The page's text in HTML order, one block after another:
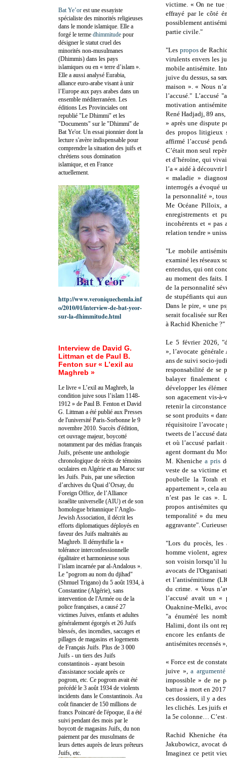
victime. « On ne tue
effrayé par le côté
possiblement
partie civile."
"Les proposde
virulents envers les
mobile antisémite.
juive du dessus, sa
maison ». « Nous
l’accusé."
motivation
René Hadjadj, 89
» après une dispute
des propos litigieux
affirmé l’accusé
C’était mon seul
et d’héroïne, qui
l’a « aidé à découvrir
« maladie »
interrogés a évoqué
la personnalité »,
Me Océane Pilloix,
enregistrements et
incohérents et « pas
relation tendre »
"Le mobile
examiné les réseaux
entendus, qui ont
au moment des faits.
de la personnalité
de stupéfiants qui
Dans le pire, « une
serait focalisée sur
à Rachid Kheniche ?"
Le 5 février 2026,
»,l’avocate
ans de suivi socio-
responsabilité de se
balayer finalement
développer les
son agacement vis-
retenir la
se sont produits «
réquisitoire l’avocate
tweets de l’accusé
et où l’accusé
agent dormant du
M. Kheniche a pris
veste de sa victime
poubelle la Torah
appartement », cela
n’est pas le cas ».
propos antisémites
temporalité » du
aggravante".
"Lors du procès,
homme violent,
son voisin lorsqu’il
avocats de l'
et l’antisémitisme
du crime. « Vous
l’accusé avait un
Ouaknine-Melki,
"a énuméré les
Halimi, dont ils ont
encore les enfants
antisémites recensés
« Force est de
juive »,a argumenté
impossible » de ne
battue à mort en
ces dossiers, il y a
les clichés. Les juifs
la 5e colonne… C’est
Rachid Kheniche
Jakubowicz, avocat
Imaginez ce petit
Bat Ye’or est une essayiste
spécialiste des minorités religieuses
dans le monde islamique. Elle a
forgé le terme dhimmitude pour
désigner le statut cruel des
minorités non-musulmanes
(Dhimmis) dans les pays
islamiques ou en « terre d’islam ».
Elle a aussi analysé Eurabia,
alliance euro-arabe visant à unir
l’Europe aux pays arabes dans un
ensemble méditerranéen. Les
éditions Les Provinciales ont
republié "Le Dhimmi" et les
"Documents" sur le "Dhimmi" de
Bat Ye'or. Un essai pionnier dont la
lecture s'avère indispensable pour
comprendre la situation des juifs et
chrétiens sous domination
islamique, et en France
actuellement.
http://www.veroniquechemla.inf
o/2010/01/interview-de-bat-yeor-
sur-la-dhimmitude.html
Interview de David G.
Littman et de Paul B.
Fenton sur « L’exil au
Maghreb »
Le livre « L’exil au Maghreb, la
condition juive sous l’islam 1148-
1912 » de Paul B. Fenton et David
G. Littman a été publié aux Presses
de l'université Paris-Sorbonne le 9
novembre 2010. Succès d'édition,
cet ouvrage majeur, boycotté
notamment par des médias français
Juifs, présente une anthologie
chronologique de récits de témoins
oculaires en Algérie et au Maroc sur
les Juifs. Puis, par une sélection
d’archives du Quai d’Orsay, du
Foreign Office, de l’Alliance
israélite universelle (AIU) et de son
homologue britannique l’Anglo-
Jewish Association, il décrit les
efforts diplomatiques déployés en
faveur des Juifs maltraités au
Maghreb. Il démythifie la «
tolérance interconfessionnelle
égalitaire et harmonieuse sous
l’islam incarnée par al-Andalous ».
Le "pogrom au nom du djihad"
(Shmuel Trigano) du 5 août 1934, à
Constantine (Algérie), sans
intervention de l'Armée ou de la
police françaises, a causé 27
victimes Juives, enfants et adultes
généralement égorgés et 26 Juifs
blessés, des incendies, saccages et
pillages de magasins et logements
de Français Juifs. Plus de 3 000
Juifs - un tiers des Juifs
constantinois - ayant besoin
d'assistance sociale après ce
pogrom, etc. Ce pogrom avait été
précédé le 3 août 1934 de violents
incidents dans le Constantinois. Au
coût financier de 150 millions de
francs Poincaré de l'époque, il a été
suivi pendant des mois par le
boycott de magasins Juifs, du non
paiement par des musulmans de
leurs dettes auprès de leurs prêteurs
Juifs, etc.